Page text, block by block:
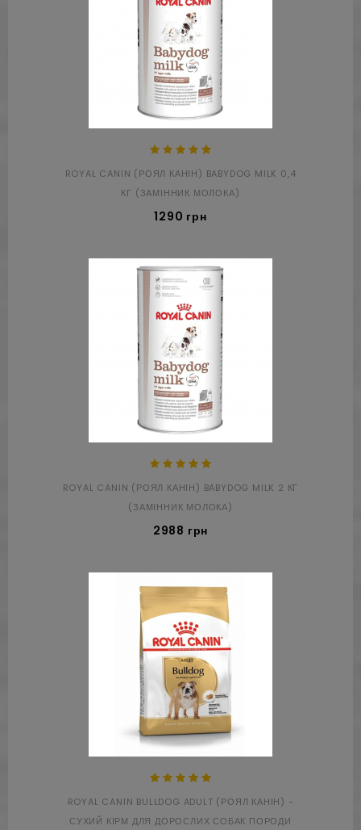
ROYAL CANIN (РОЯЛ КАНІН) BABYDOG MILK 0,4
КГ (ЗАМІННИК МОЛОКА)
1290 грн
ROYAL CANIN (РОЯЛ КАНІН) BABYDOG MILK 2 КГ
(ЗАМІННИК МОЛОКА)
2988 грн
ROYAL CANIN BULLDOG ADULT (РОЯЛ КАНІН) -
СУХИЙ КІРМ ДЛЯ ДОРОСЛИХ СОБАК ПОРОДИ